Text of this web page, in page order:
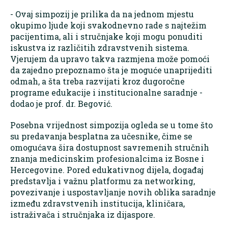
- Ovaj simpozij je prilika da na jednom mjestu
okupimo ljude koji svakodnevno rade s najtežim
pacijentima, ali i stručnjake koji mogu ponuditi
iskustva iz različitih zdravstvenih sistema.
Vjerujem da upravo takva razmjena može pomoći
da zajedno prepoznamo šta je moguće unaprijediti
odmah, a šta treba razvijati kroz dugoročne
programe edukacije i institucionalne saradnje -
dodao je prof. dr. Begović.
Posebna vrijednost simpozija ogleda se u tome što
su predavanja besplatna za učesnike, čime se
omogućava šira dostupnost savremenih stručnih
znanja medicinskim profesionalcima iz Bosne i
Hercegovine. Pored edukativnog dijela, događaj
predstavlja i važnu platformu za networking,
povezivanje i uspostavljanje novih oblika saradnje
između zdravstvenih institucija, kliničara,
istraživača i stručnjaka iz dijaspore.